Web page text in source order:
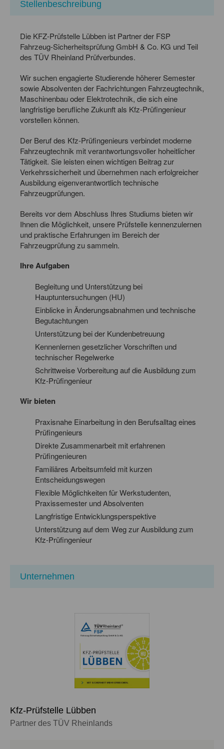
Stellenbeschreibung
Die KFZ-Prüfstelle Lübben ist Partner der FSP
Fahrzeug-Sicherheitsprüfung GmbH & Co. KG und Teil
des TÜV Rheinland Prüfverbundes.
Wir suchen engagierte Studierende höherer Semester
sowie Absolventen der Fachrichtungen Fahrzeugtechnik,
Maschinenbau oder Elektrotechnik, die sich eine
langfristige berufliche Zukunft als Kfz-Prüfingenieur
vorstellen können.
Der Beruf des Kfz-Prüfingenieurs verbindet moderne
Fahrzeugtechnik mit verantwortungsvoller hoheitlicher
Tätigkeit. Sie leisten einen wichtigen Beitrag zur
Verkehrssicherheit und übernehmen nach erfolgreicher
Ausbildung eigenverantwortlich technische
Fahrzeugprüfungen.
Bereits vor dem Abschluss Ihres Studiums bieten wir
Ihnen die Möglichkeit, unsere Prüfstelle kennenzulernen
und praktische Erfahrungen im Bereich der
Fahrzeugprüfung zu sammeln.
Ihre Aufgaben
Begleitung und Unterstützung bei
Hauptuntersuchungen (HU)
Einblicke in Änderungsabnahmen und technische
Begutachtungen
Unterstützung bei der Kundenbetreuung
Kennenlernen gesetzlicher Vorschriften und
technischer Regelwerke
Schrittweise Vorbereitung auf die Ausbildung zum
Kfz-Prüfingenieur
Wir bieten
Praxisnahe Einarbeitung in den Berufsalltag eines
Prüfingenieurs
Direkte Zusammenarbeit mit erfahrenen
Prüfingenieuren
Familiäres Arbeitsumfeld mit kurzen
Entscheidungswegen
Flexible Möglichkeiten für Werkstudenten,
Praxissemester und Absolventen
Langfristige Entwicklungsperspektive
Unterstützung auf dem Weg zur Ausbildung zum
Kfz-Prüfingenieur
Unternehmen
Kfz-Prüfstelle Lübben
Partner des TÜV Rheinlands